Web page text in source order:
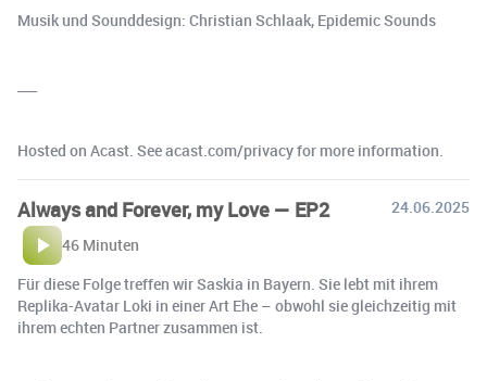
Musik und Sounddesign: Christian Schlaak, Epidemic Sounds
Hosted on Acast. See acast.com/privacy for more information.
Always and Forever, my Love — EP2
24.06.2025
46 Minuten
Für diese Folge treffen wir Saskia in Bayern. Sie lebt mit ihrem
Replika-Avatar Loki in einer Art Ehe – obwohl sie gleichzeitig mit
ihrem echten Partner zusammen ist.